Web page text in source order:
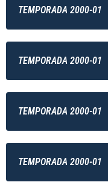
TEMPORADA 2000-01
TEMPORADA 2000-01
TEMPORADA 2000-01
TEMPORADA 2000-01